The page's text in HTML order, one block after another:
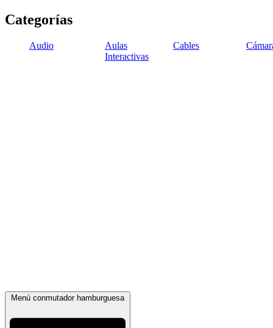
Categorías
Audio
Aulas
Interactivas
Cables
Menú conmutador hamburguesa